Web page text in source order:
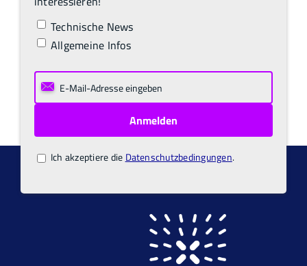
Technische News
Allgemeine Infos
Ich akzeptiere die Datenschutzbedingungen.